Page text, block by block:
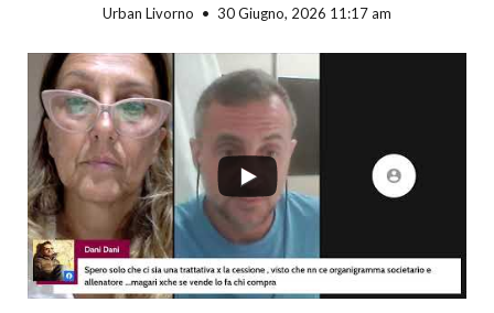
Urban Livorno 30 Giugno, 2026 11:17 am